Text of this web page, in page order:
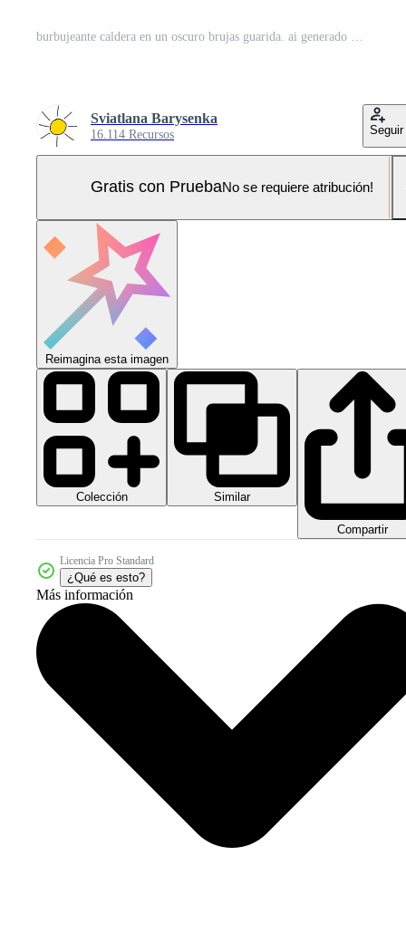
Sviatlana Barysenka
16.114 Recursos Seguir
Gratis con PruebaNo se requiere atribución!
Reimagina esta imagen
Colección Similar
Compartir
Licencia Pro Standard
¿Qué es esto?
Más información